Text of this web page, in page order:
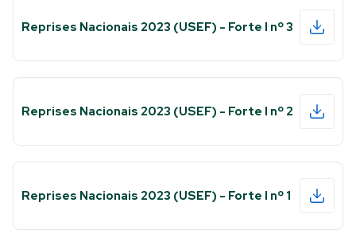
Reprises Nacionais 2023 (USEF) - Forte I nº 3
Reprises Nacionais 2023 (USEF) - Forte I nº 2
Reprises Nacionais 2023 (USEF) - Forte I nº 1